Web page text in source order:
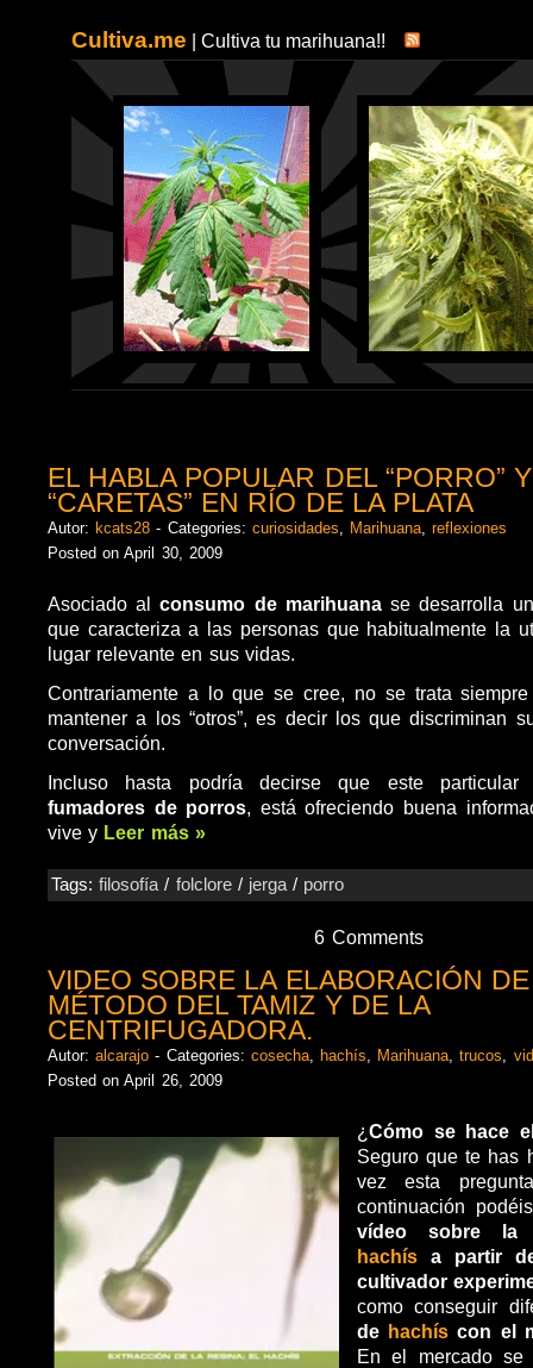
Cultiva.me | Cultiva tu marihuana!!
EL HABLA POPULAR DEL “PORRO”
“CARETAS” EN RÍO DE LA PLATA
Autor: kcats28 - Categories: curiosidades Marihuana ,reflexiones
Posted on April 30, 2009
Asociado alconsumo de marihuanase desarrolla
que caracteriza a las personas que habitualmente la
lugar relevante en sus vidas.
Contrariamente a lo que se cree, no se trata
mantener a los “otros”, es decir los que discriminan
conversación.
Incluso hasta podría decirse que este
fumadores de porros, está ofreciendo buena
vive y Leer más »
Tags:filosofía / folclore/ jerga / porro
6 Comments
VIDEO SOBRE LA ELABORACIÓN
MÉTODO DEL TAMIZ Y DE LA
CENTRIFUGADORA.
Autor:alcarajo - Categories: cosecha, hachís Marihuana ,trucos
Posted on April 26, 2009
¿ Cómo se hace
Seguro que te has
vez esta
continuación
vídeo sobre la
hachís a partir
cultivador
como conseguir
de hachís con el
En el mercado se